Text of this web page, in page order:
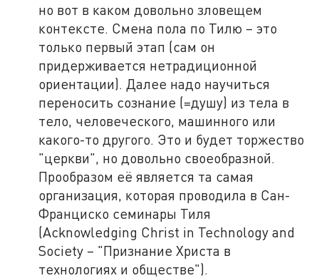
но вот в каком довольно зловещем
контексте. Смена пола по Тилю – это
только первый этап (сам он
придерживается нетрадиционной
ориентации). Далее надо научиться
переносить сознание (=душу) из тела в
тело, человеческого, машинного или
какого-то другого. Это и будет торжество
"церкви", но довольно своеобразной.
Прообразом её является та самая
организация, которая проводила в Сан-
Франциско семинары Тиля
(Acknowledging Christ in Technology and
Society – "Признание Христа в
технологиях и обществе").